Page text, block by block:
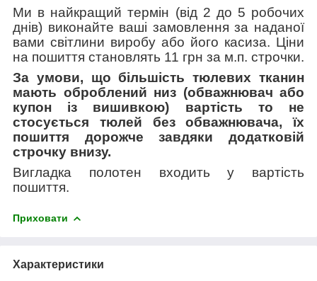
Ми в найкращий термін (від 2 до 5 робочих
днів) виконайте ваші замовлення за наданої
вами світлини виробу або його касиза. Ціни
на пошиття становлять 11 грн за м.п. строчки.
За умови, що більшість тюлевих тканин
мають оброблений низ (обважнювач або
купон із вишивкою) вартість то не
стосується тюлей без обважнювача, їх
пошиття дорожче завдяки додатковій
строчку внизу.
Вигладка полотен входить у вартість
пошиття.
Приховати
Характеристики